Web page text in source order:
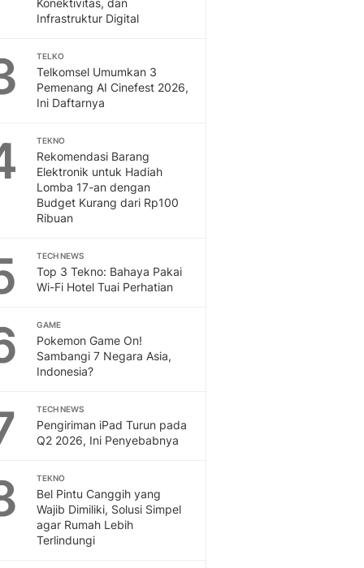
Konektivitas, dan
Infrastruktur Digital
TELKO
Telkomsel Umumkan 3
Pemenang AI Cinefest 2026,
Ini Daftarnya
TEKNO
Rekomendasi Barang
Elektronik untuk Hadiah
Lomba 17-an dengan
Budget Kurang dari Rp100
Ribuan
TECH NEWS
Top 3 Tekno: Bahaya Pakai
Wi-Fi Hotel Tuai Perhatian
GAME
Pokemon Game On!
Sambangi 7 Negara Asia,
Indonesia?
TECH NEWS
Pengiriman iPad Turun pada
Q2 2026, Ini Penyebabnya
TEKNO
Bel Pintu Canggih yang
Wajib Dimiliki, Solusi Simpel
agar Rumah Lebih
Terlindungi